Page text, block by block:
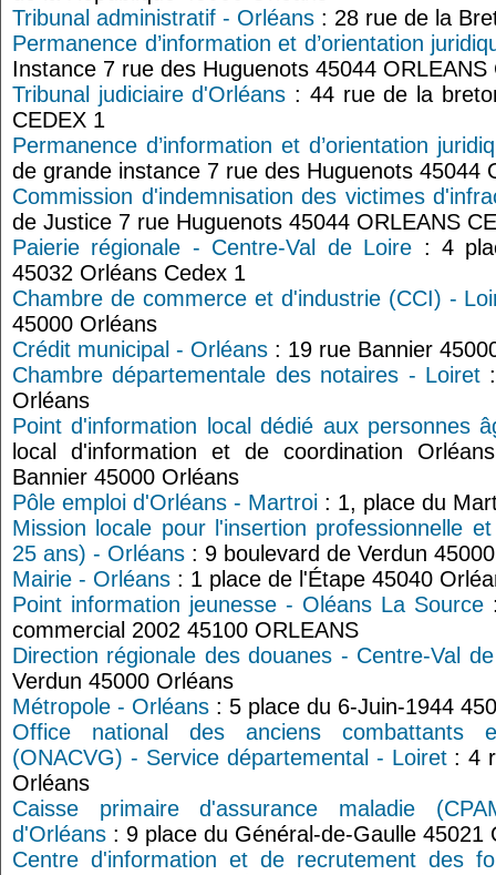
Tribunal administratif - Orléans : 28 rue de la
Permanence d’information et d’orientation
Instance 7 rue des Huguenots 45044 ORLEANS
Tribunal judiciaire d'Orléans : 44 rue de la
CEDEX 1
Permanence d’information et d’orientation
de grande instance 7 rue des Huguenots 45044
Commission d'indemnisation des victimes
de Justice 7 rue Huguenots 45044 ORLEANS
Paierie régionale - Centre-Val de Loire : 4
45032 Orléans Cedex 1
Chambre de commerce et d'industrie (CCI) -
45000 Orléans
Crédit municipal - Orléans : 19 rue Bannier
Chambre départementale des notaires - Loiret
Orléans
Point d'information local dédié aux personnes
local d'information et de coordination
Bannier 45000 Orléans
Pôle emploi d'Orléans - Martroi : 1, place du
Mission locale pour l'insertion professionnelle
25 ans) - Orléans : 9 boulevard de Verdun
Mairie - Orléans : 1 place de l'Étape 45040
Point information jeunesse - Oléans La Source
commercial 2002 45100 ORLEANS
Direction régionale des douanes - Centre-Val
Verdun 45000 Orléans
Métropole - Orléans : 5 place du 6-Juin-1944
Office national des anciens combattants
(ONACVG) - Service départemental - Loiret: 4
Orléans
Caisse primaire d'assurance maladie
d'Orléans : 9 place du Général-de-Gaulle 45021
Centre d'information et de recrutement des